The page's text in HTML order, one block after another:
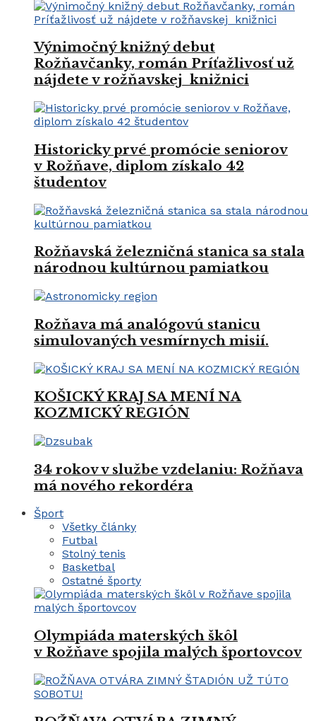
Výnimočný knižný debut
Rožňavčanky, román Príťažlivosť už
nájdete v rožňavskej knižnici
Historicky prvé promócie seniorov
v Rožňave, diplom získalo 42
študentov
Rožňavská železničná stanica sa stala
národnou kultúrnou pamiatkou
Rožňava má analógovú stanicu
simulovaných vesmírnych misií.
KOŠICKÝ KRAJ SA MENÍ NA
KOZMICKÝ REGIÓN
34 rokov v službe vzdelaniu: Rožňava
má nového rekordéra
Šport
Všetky články
Futbal
Stolný tenis
Basketbal
Ostatné športy
Olympiáda materských škôl
v Rožňave spojila malých športovcov